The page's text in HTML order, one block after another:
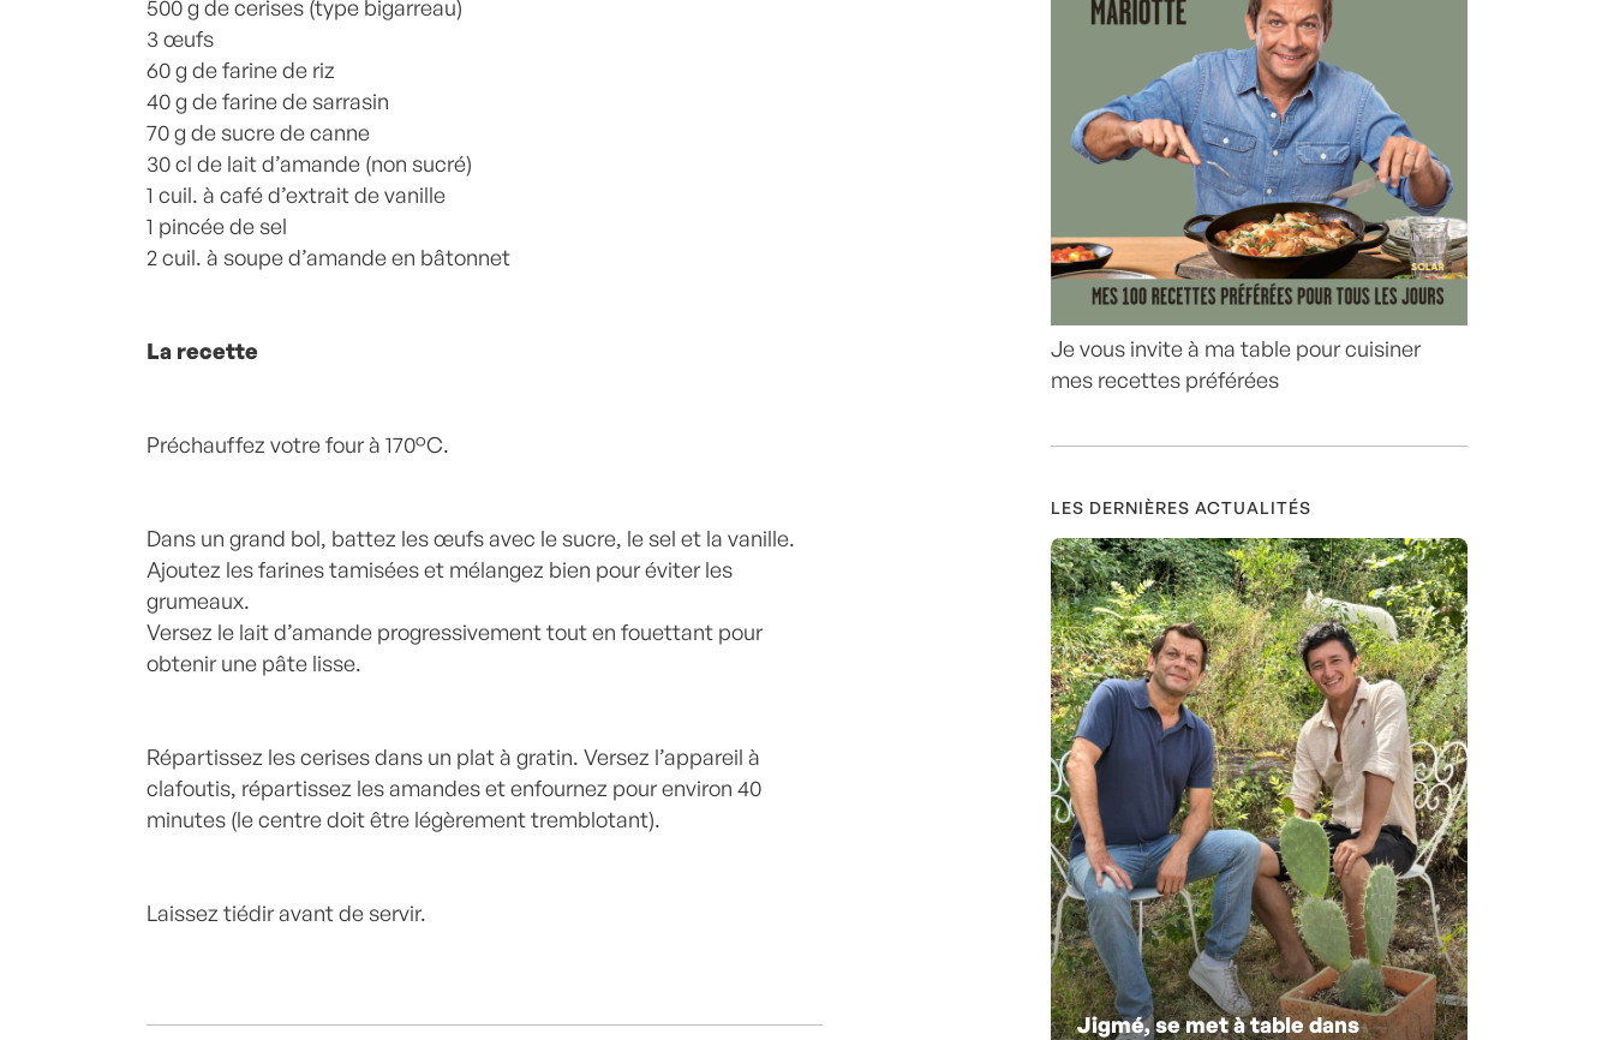
500 g de cerises (type bigarreau)
3 œufs
60 g de farine de riz
40 g de farine de sarrasin
70 g de sucre de canne
30 cl de lait d’amande (non sucré)
1 cuil. à café d’extrait de vanille
1 pincée de sel
2 cuil. à soupe d’amande en bâtonnet
La recette
Préchauffez votre four à 170°C.
Dans un grand bol, battez les œufs avec le sucre, le sel et la vanille.
Ajoutez les farines tamisées et mélangez bien pour éviter les
grumeaux.
Versez le lait d’amande progressivement tout en fouettant pour
obtenir une pâte lisse.
Répartissez les cerises dans un plat à gratin. Versez l’appareil à
clafoutis, répartissez les amandes et enfournez pour environ 40
minutes (le centre doit être légèrement tremblotant).
Laissez tiédir avant de servir.
Je vous invite à ma table pour cuisiner
mes recettes préférées
LES DERNIÈRES ACTUALITÉS
Jigmé, se met à table dans